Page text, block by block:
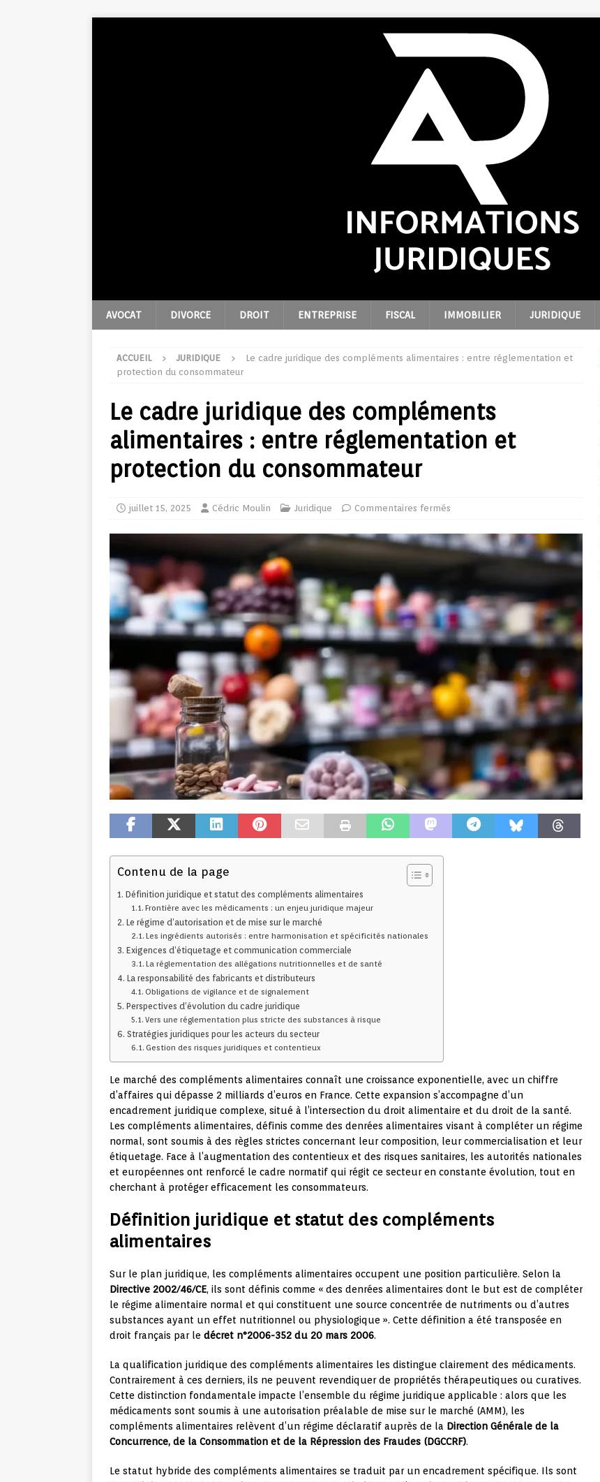
AVOCAT DIVORCE DROIT ENTREPRISE FISCAL IMMOBILIER JURIDIQUE
ACCUEIL JURIDIQUE
Le cadre juridique des compléments alimentaires : entre réglementation et
protection du consommateur
Le cadre juridique des compléments
alimentaires : entre réglementation et
protection du consommateur
juillet 15, 2025 Cédric Moulin Juridique Commentaires fermés
Contenu de la page
Définition juridique et statut des compléments alimentaires
Frontière avec les médicaments : un enjeu juridique majeur
Le régime d’autorisation et de mise sur le marché
Les ingrédients autorisés : entre harmonisation et spécificités nationales
Exigences d’étiquetage et communication commerciale
La réglementation des allégations nutritionnelles et de santé
La responsabilité des fabricants et distributeurs
Obligations de vigilance et de signalement
Perspectives d’évolution du cadre juridique
Vers une réglementation plus stricte des substances à risque
Stratégies juridiques pour les acteurs du secteur
Gestion des risques juridiques et contentieux
Le marché des compléments alimentaires connaît une croissance exponentielle, avec un chiffre
d’affaires qui dépasse 2 milliards d’euros en France. Cette expansion s’accompagne d’un
encadrement juridique complexe, situé à l’intersection du droit alimentaire et du droit de la santé.
Les compléments alimentaires, définis comme des denrées alimentaires visant à compléter un régime
normal, sont soumis à des règles strictes concernant leur composition, leur commercialisation et leur
étiquetage. Face à l’augmentation des contentieux et des risques sanitaires, les autorités nationales
et européennes ont renforcé le cadre normatif qui régit ce secteur en constante évolution, tout en
cherchant à protéger efficacement les consommateurs.
Définition juridique et statut des compléments
alimentaires
Sur le plan juridique, les compléments alimentaires occupent une position particulière. Selon la
Directive 2002/46/CE, ils sont définis comme « des denrées alimentaires dont le but est de compléter
le régime alimentaire normal et qui constituent une source concentrée de nutriments ou d’autres
substances ayant un effet nutritionnel ou physiologique ». Cette définition a été transposée en
droit français par le décret n°2006-352 du 20 mars 2006.
La qualification juridique des compléments alimentaires les distingue clairement des médicaments.
Contrairement à ces derniers, ils ne peuvent revendiquer de propriétés thérapeutiques ou curatives.
Cette distinction fondamentale impacte l’ensemble du régime juridique applicable : alors que les
médicaments sont soumis à une autorisation préalable de mise sur le marché (AMM), les
compléments alimentaires relèvent d’un régime déclaratif auprès de la Direction Générale de la
Concurrence, de la Consommation et de la Répression des Fraudes (DGCCRF).
Le statut hybride des compléments alimentaires se traduit par un encadrement spécifique. Ils sont